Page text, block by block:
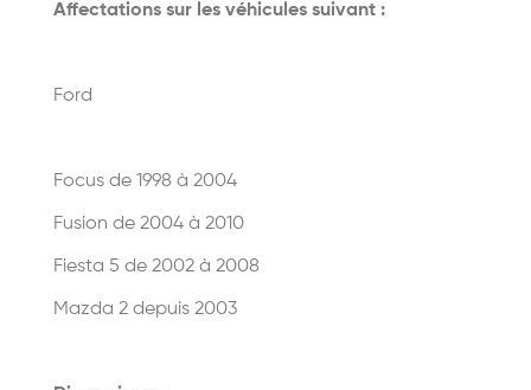
Affectations sur les véhicules suivant :
Ford
Focus de 1998 à 2004
Fusion de 2004 à 2010
Fiesta 5 de 2002 à 2008
Mazda 2 depuis 2003